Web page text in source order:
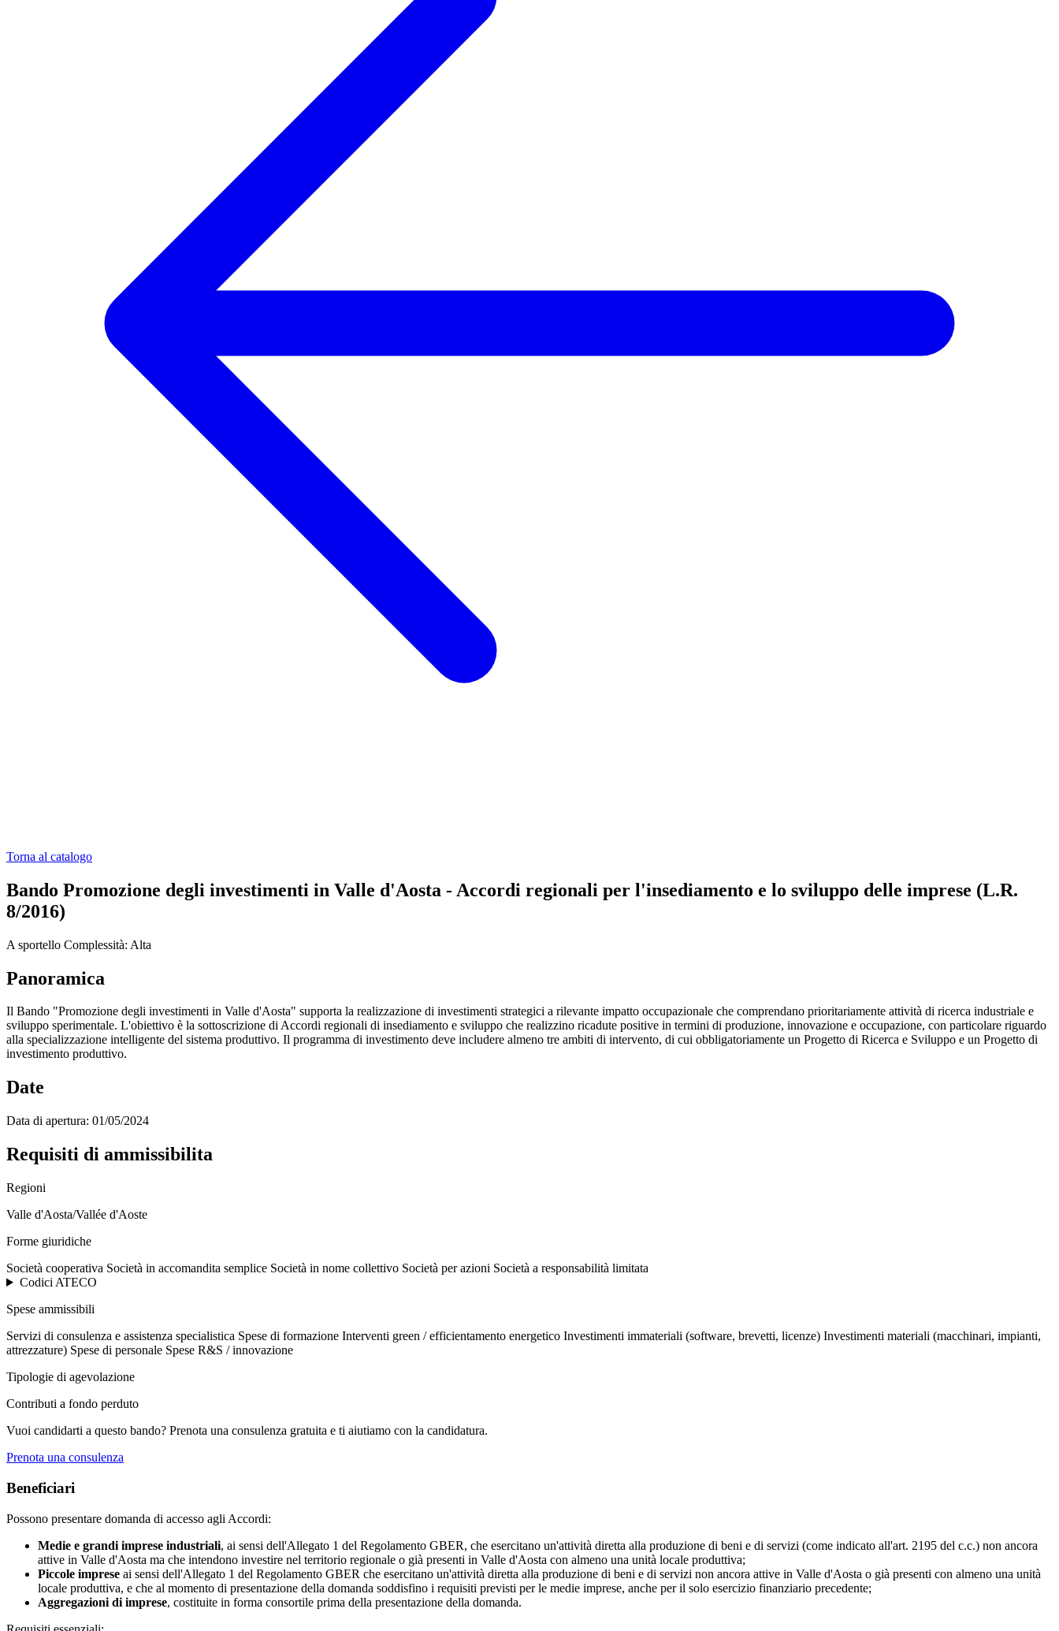
Torna al catalogo
Bando Promozione degli investimenti in Valle d'Aosta - Accordi regionali per l'insediamento e lo sviluppo delle imprese (L.R.
8/2016)
A sportello Complessità: Alta
Panoramica
Il Bando "Promozione degli investimenti in Valle d'Aosta" supporta la realizzazione di investimenti strategici a rilevante impatto occupazionale che comprendano prioritariamente attività di ricerca industriale e
sviluppo sperimentale. L'obiettivo è la sottoscrizione di Accordi regionali di insediamento e sviluppo che realizzino ricadute positive in termini di produzione, innovazione e occupazione, con particolare riguardo
alla specializzazione intelligente del sistema produttivo. Il programma di investimento deve includere almeno tre ambiti di intervento, di cui obbligatoriamente un Progetto di Ricerca e Sviluppo e un Progetto di
investimento produttivo.
Date
Data di apertura: 01/05/2024
Requisiti di ammissibilita
Regioni
Valle d'Aosta/Vallée d'Aoste
Forme giuridiche
Società cooperativa Società in accomandita semplice Società in nome collettivo Società per azioni Società a responsabilità limitata
Codici ATECO
Spese ammissibili
Servizi di consulenza e assistenza specialistica Spese di formazione Interventi green / efficientamento energetico Investimenti immateriali (software, brevetti, licenze) Investimenti materiali (macchinari, impianti,
attrezzature) Spese di personale Spese R&S / innovazione
Tipologie di agevolazione
Contributi a fondo perduto
Vuoi candidarti a questo bando? Prenota una consulenza gratuita e ti aiutiamo con la candidatura.
Prenota una consulenza
Beneficiari
Possono presentare domanda di accesso agli Accordi:
Medie e grandi imprese industriali, ai sensi dell'Allegato 1 del Regolamento GBER, che esercitano un'attività diretta alla produzione di beni e di servizi (come indicato all'art. 2195 del c.c.) non ancora
attive in Valle d'Aosta ma che intendono investire nel territorio regionale o già presenti in Valle d'Aosta con almeno una unità locale produttiva;
Piccole imprese ai sensi dell'Allegato 1 del Regolamento GBER che esercitano un'attività diretta alla produzione di beni e di servizi non ancora attive in Valle d'Aosta o già presenti con almeno una unità
locale produttiva, e che al momento di presentazione della domanda soddisfino i requisiti previsti per le medie imprese, anche per il solo esercizio finanziario precedente;
Aggregazioni di imprese, costituite in forma consortile prima della presentazione della domanda.